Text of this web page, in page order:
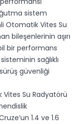
sistem
Otomatik Vites Su
bileşenlerinin aşırı
bir performans
sağlıklı
güvenliği
Vites Su Radyatörü
1.4 ve 1.6